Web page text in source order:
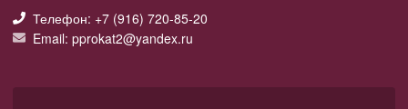
Телефон: +7 (916) 720-85-20
Email: pprokat2@yandex.ru